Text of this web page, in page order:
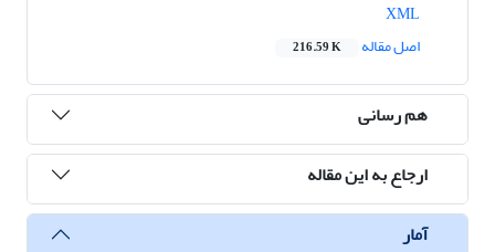
اصل مقاله
216.59 K
هم رسانی
ارجاع به این مقاله
آمار